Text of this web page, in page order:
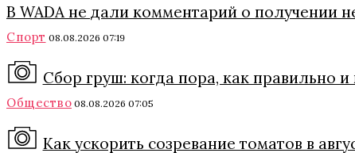
В WADA не дали комментарий о получении
Спорт 08.08.2026 07:19
Сбор груш: когда пора, как правильно
Общество 08.08.2026 07:05
Как ускорить созревание томатов в